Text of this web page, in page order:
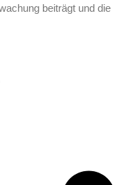
beiträgt und die